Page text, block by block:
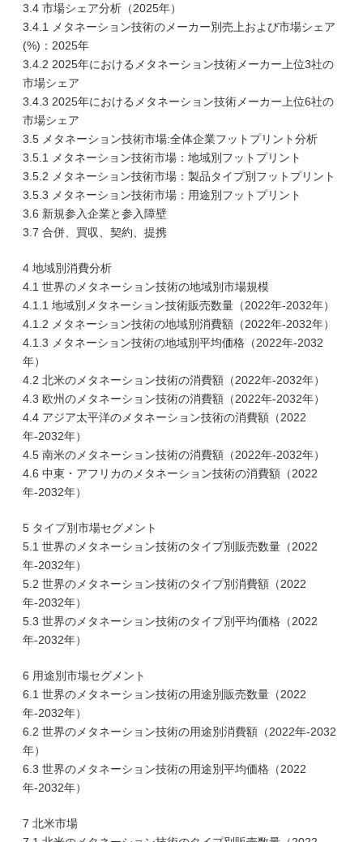
3.4 市場シェア分析（2025年）
3.4.1 メタネーション技術のメーカー別売上および市場シェア
(%)：2025年
3.4.2 2025年におけるメタネーション技術メーカー上位3社の
市場シェア
3.4.3 2025年におけるメタネーション技術メーカー上位6社の
市場シェア
3.5 メタネーション技術市場:全体企業フットプリント分析
3.5.1 メタネーション技術市場：地域別フットプリント
3.5.2 メタネーション技術市場：製品タイプ別フットプリント
3.5.3 メタネーション技術市場：用途別フットプリント
3.6 新規参入企業と参入障壁
3.7 合併、買収、契約、提携
4 地域別消費分析
4.1 世界のメタネーション技術の地域別市場規模
4.1.1 地域別メタネーション技術販売数量（2022年-2032年）
4.1.2 メタネーション技術の地域別消費額（2022年-2032年）
4.1.3 メタネーション技術の地域別平均価格（2022年-2032
年）
4.2 北米のメタネーション技術の消費額（2022年-2032年）
4.3 欧州のメタネーション技術の消費額（2022年-2032年）
4.4 アジア太平洋のメタネーション技術の消費額（2022
年-2032年）
4.5 南米のメタネーション技術の消費額（2022年-2032年）
4.6 中東・アフリカのメタネーション技術の消費額（2022
年-2032年）
5 タイプ別市場セグメント
5.1 世界のメタネーション技術のタイプ別販売数量（2022
年-2032年）
5.2 世界のメタネーション技術のタイプ別消費額（2022
年-2032年）
5.3 世界のメタネーション技術のタイプ別平均価格（2022
年-2032年）
6 用途別市場セグメント
6.1 世界のメタネーション技術の用途別販売数量（2022
年-2032年）
6.2 世界のメタネーション技術の用途別消費額（2022年-2032
年）
6.3 世界のメタネーション技術の用途別平均価格（2022
年-2032年）
7 北米市場